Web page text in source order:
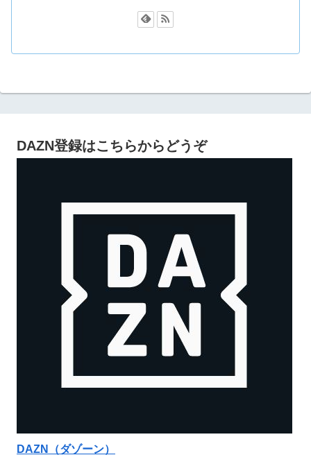
DAZN登録はこちらからどうぞ
DAZN（ダゾーン）